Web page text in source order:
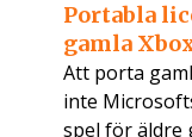
Portabla
gamla
Att porta
inte
spel för äldre